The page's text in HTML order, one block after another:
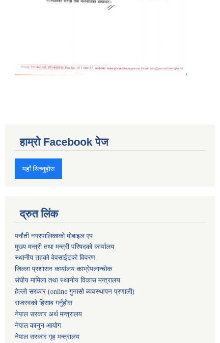
हाम्रो Facebook पेज
यहाँ थिच्नुहोस
द्रुत लिंक
पनौती नगरपालिकाको मोबाइल एप
मुख्य मन्त्री तथा मन्त्री परिषदको कार्यालय
स्थानीय तहको वेवसाईटको विवरण
जिल्ला प्रशासन कार्यालय काभ्रेपलान्चोक
संघीय मामिला तथा स्थानीय विकास मन्त्रालय
हेल्लो सरकार (online गुनासो ब्यवस्थापन प्रणाली)
राजस्वको हिसाब गर्नुहोस
नेपाल सरकार अर्थ मन्त्रालय
नेपाल कानुन आयोग
नेपाल सरकार गृह मन्त्रालय